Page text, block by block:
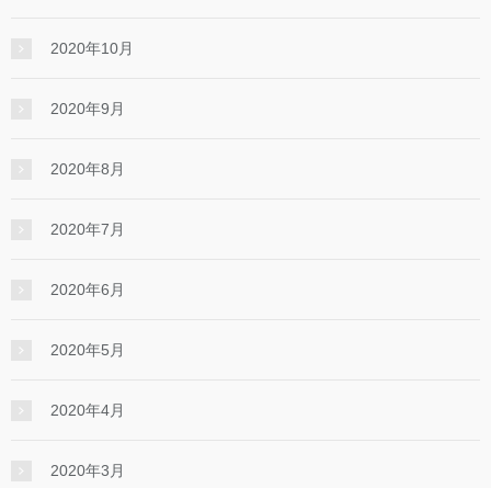
2020年10月
2020年9月
2020年8月
2020年7月
2020年6月
2020年5月
2020年4月
2020年3月